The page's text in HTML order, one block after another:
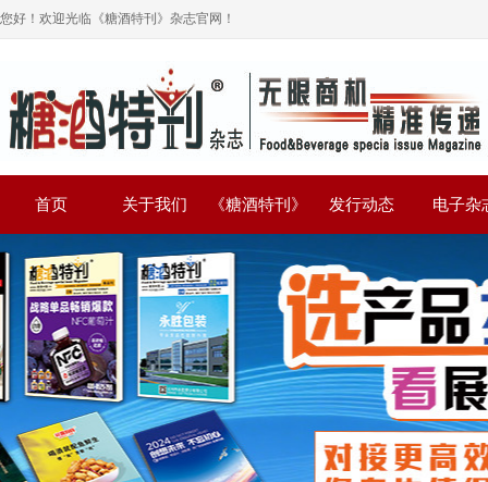
您好！欢迎光临《糖酒特刊》杂志官网！
首页 关于我们 《糖酒特刊》 发行动态 电子杂